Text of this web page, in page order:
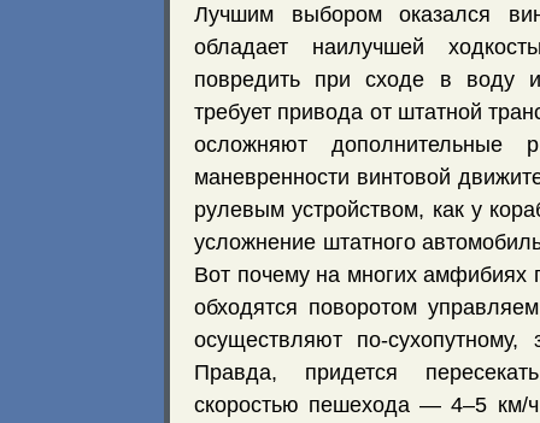
Лучшим выбором оказался
обладает наилучшей
повредить при сходе в воду
требует привода от штатной
осложняют дополнительные
маневренности винтовой
рулевым устройством, как у
усложнение штатного
Вот почему на многих
обходятся поворотом
осуществляют по-
Правда, придется
скоростью пешехода — 4–5 км/